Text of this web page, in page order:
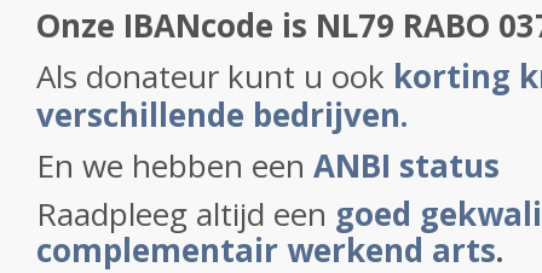
Onze IBANcode is NL79 RABO
Als donateur kunt u ook korting
verschillende bedrijven.
En we hebben een ANBI status
Raadpleeg altijd een goed
complementair werkend arts.